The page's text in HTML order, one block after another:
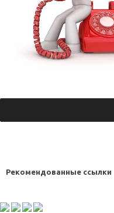
Рекомендованные ссылки